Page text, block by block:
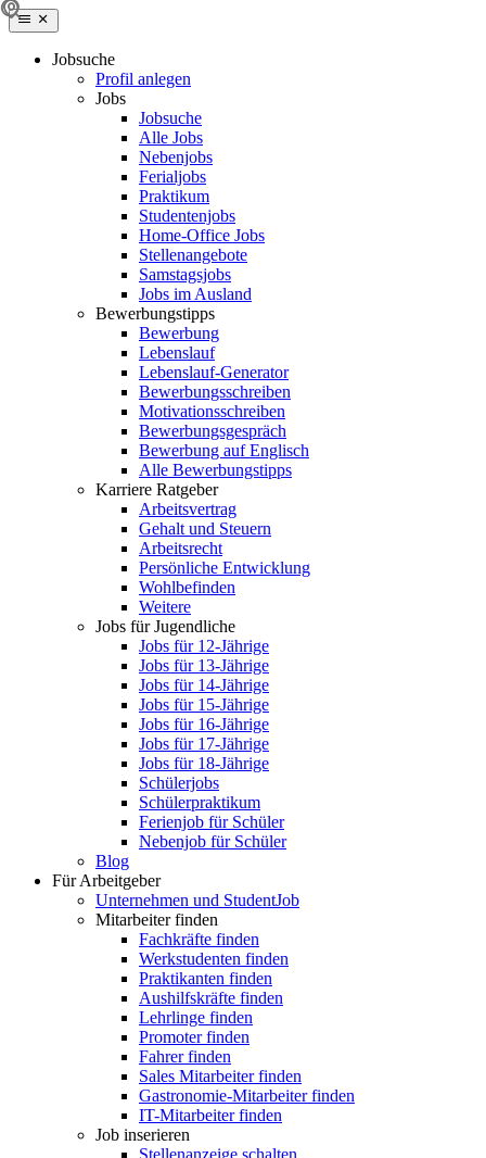
Jobsuche
Profil anlegen
Jobs
Jobsuche
Alle Jobs
Nebenjobs
Ferialjobs
Praktikum
Studentenjobs
Home-Office Jobs
Stellenangebote
Samstagsjobs
Jobs im Ausland
Bewerbungstipps
Bewerbung
Lebenslauf
Lebenslauf-Generator
Bewerbungsschreiben
Motivationsschreiben
Bewerbungsgespräch
Bewerbung auf Englisch
Alle Bewerbungstipps
Karriere Ratgeber
Arbeitsvertrag
Gehalt und Steuern
Arbeitsrecht
Persönliche Entwicklung
Wohlbefinden
Weitere
Jobs für Jugendliche
Jobs für 12-Jährige
Jobs für 13-Jährige
Jobs für 14-Jährige
Jobs für 15-Jährige
Jobs für 16-Jährige
Jobs für 17-Jährige
Jobs für 18-Jährige
Schülerjobs
Schülerpraktikum
Ferienjob für Schüler
Nebenjob für Schüler
Blog
Für Arbeitgeber
Unternehmen und StudentJob
Mitarbeiter finden
Fachkräfte finden
Werkstudenten finden
Praktikanten finden
Aushilfskräfte finden
Lehrlinge finden
Promoter finden
Fahrer finden
Sales Mitarbeiter finden
Gastronomie-Mitarbeiter finden
IT-Mitarbeiter finden
Job inserieren
Stellenanzeige schalten